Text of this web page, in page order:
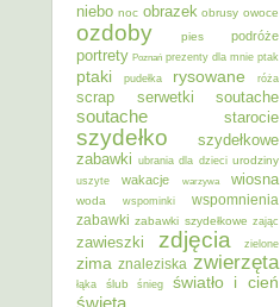
niebo noc obrazek obrusy owoce
ozdoby pies podróże
portrety Poznań prezenty dla mnie ptak
ptaki pudełka rysowane róża
scrap serwetki soutache
soutache starocie
szydełko
szydełkowe
zabawki ubrania dla dzieci urodziny
uszyte wakacje warzywa wiosna
woda wspominki
wspomnienia
zabawki zabawki szydełkowe zając
zawieszki zdjęcia zielone
zima znaleziska zwierzęta
łąka ślub śnieg światło i cień